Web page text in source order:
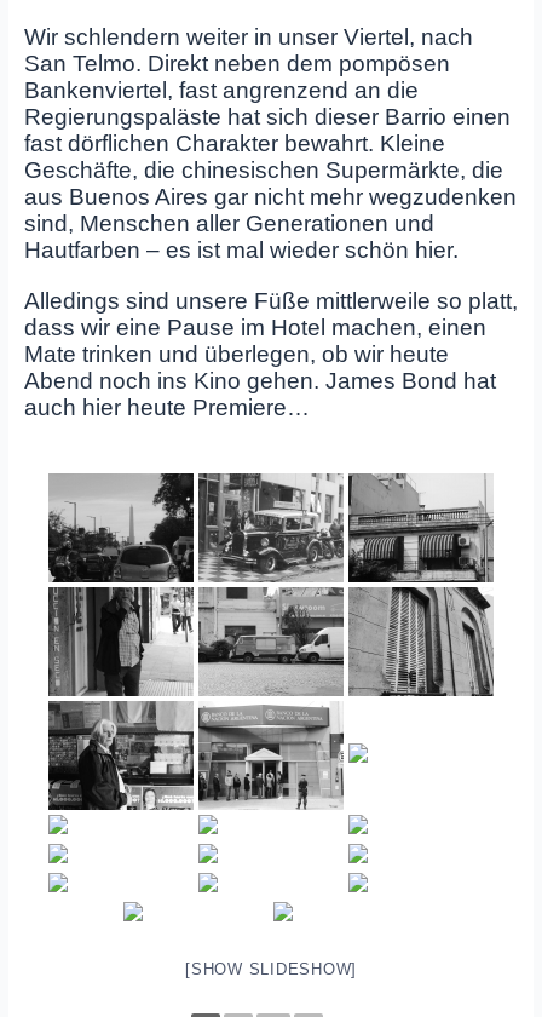
Wir schlendern weiter in unser Viertel, nach
San Telmo. Direkt neben dem pompösen
Bankenviertel, fast angrenzend an die
Regierungspaläste hat sich dieser Barrio einen
fast dörflichen Charakter bewahrt. Kleine
Geschäfte, die chinesischen Supermärkte, die
aus Buenos Aires gar nicht mehr wegzudenken
sind, Menschen aller Generationen und
Hautfarben – es ist mal wieder schön hier.
Alledings sind unsere Füße mittlerweile so platt,
dass wir eine Pause im Hotel machen, einen
Mate trinken und überlegen, ob wir heute
Abend noch ins Kino gehen. James Bond hat
auch hier heute Premiere…
[SHOW SLIDESHOW]